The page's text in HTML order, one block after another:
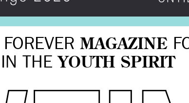
MAGAZINE
IN THE YOUTH SPIRIT